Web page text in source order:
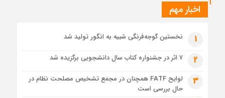
نگاهی دیگر
1 هفته قبل
حل موانع صادرات برق
اخبار مهم
1 نخستین گوجه‌فرنگی شبیه به انگور تولید شد
2 ۷ اثر در جشنواره کتاب سال دانشجویی برگزیده شد
3
لوایح FATF همچنان در مجمع تشخیص مصلحت نظام در
حال بررسی است